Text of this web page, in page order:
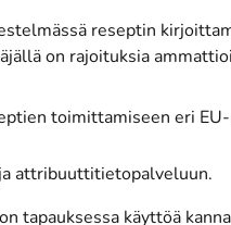
reseptin
on rajoituksia
toimittamiseen eri
attribuuttitietopalveluun.
tapauksessa käyttöä